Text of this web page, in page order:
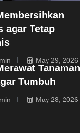
agar Tetap
May 29, 2026
Tanaman
Tumbuh
May 28, 2026